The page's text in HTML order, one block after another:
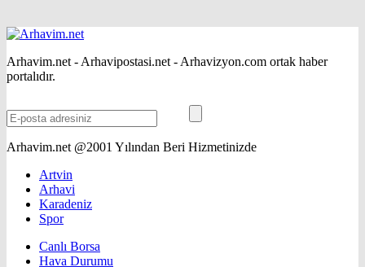
Arhavim.net - Arhavipostasi.net - Arhavizyon.com ortak haber
portalıdır.
Arhavim.net @2001 Yılından Beri Hizmetinizde
Artvin
Arhavi
Karadeniz
Spor
Canlı Borsa
Hava Durumu